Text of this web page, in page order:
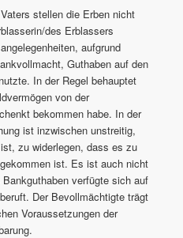
stellen die Erben nicht
des Erblassers
aufgrund
Guthaben auf den
In der Regel behauptet
von der
bekommen habe. In der
ist inzwischen unstreitig,
zu widerlegen, dass es zu
ist. Es ist auch nicht
verfügte sich auf
Der Bevollmächtigte trägt
Voraussetzungen der